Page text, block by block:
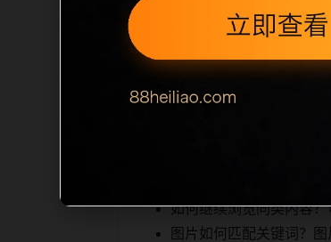
，图片文件名和 alt/title 也跟
正文摘要不足或关键词连续
容，提升停留时间和页面可抓
如何继续浏览同类内容
图片如何匹配关键词？